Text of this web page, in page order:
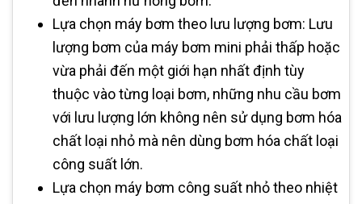
Lựa chọn máy bơm theo lưu lượng bơm: Lưu
lượng bơm của máy bơm mini phải thấp hoặc
vừa phải đến một giới hạn nhất định tùy
thuộc vào từng loại bơm, những nhu cầu bơm
với lưu lượng lớn không nên sử dụng bơm hóa
chất loại nhỏ mà nên dùng bơm hóa chất loại
công suất lớn.
Lựa chọn máy bơm công suất nhỏ theo nhiệt